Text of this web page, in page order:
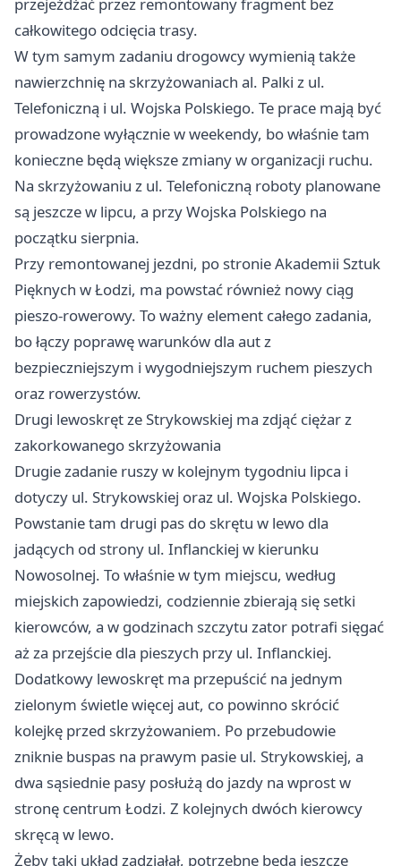
przejeżdżać przez remontowany fragment bez
całkowitego odcięcia trasy.
W tym samym zadaniu drogowcy wymienią także
nawierzchnię na skrzyżowaniach al. Palki z ul.
Telefoniczną i ul. Wojska Polskiego. Te prace mają być
prowadzone wyłącznie w weekendy, bo właśnie tam
konieczne będą większe zmiany w organizacji ruchu.
Na skrzyżowaniu z ul. Telefoniczną roboty planowane
są jeszcze w lipcu, a przy Wojska Polskiego na
początku sierpnia.
Przy remontowanej jezdni, po stronie Akademii Sztuk
Pięknych w Łodzi, ma powstać również nowy ciąg
pieszo-rowerowy. To ważny element całego zadania,
bo łączy poprawę warunków dla aut z
bezpieczniejszym i wygodniejszym ruchem pieszych
oraz rowerzystów.
Drugi lewoskręt ze Strykowskiej ma zdjąć ciężar z
zakorkowanego skrzyżowania
Drugie zadanie ruszy w kolejnym tygodniu lipca i
dotyczy ul. Strykowskiej oraz ul. Wojska Polskiego.
Powstanie tam drugi pas do skrętu w lewo dla
jadących od strony ul. Inflanckiej w kierunku
Nowosolnej. To właśnie w tym miejscu, według
miejskich zapowiedzi, codziennie zbierają się setki
kierowców, a w godzinach szczytu zator potrafi sięgać
aż za przejście dla pieszych przy ul. Inflanckiej.
Dodatkowy lewoskręt ma przepuścić na jednym
zielonym świetle więcej aut, co powinno skrócić
kolejkę przed skrzyżowaniem. Po przebudowie
zniknie buspas na prawym pasie ul. Strykowskiej, a
dwa sąsiednie pasy posłużą do jazdy na wprost w
stronę centrum Łodzi. Z kolejnych dwóch kierowcy
skręcą w lewo.
Żeby taki układ zadziałał, potrzebne będą jeszcze